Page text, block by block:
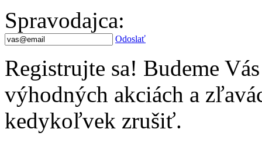
Spravodajca:
Odoslať
Registrujte sa! Budeme
výhodných akciách a
kedykoľvek zrušiť.